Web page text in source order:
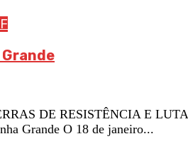
DE RESISTÊNCIA E LUTA
Grande O 18 de janeiro...